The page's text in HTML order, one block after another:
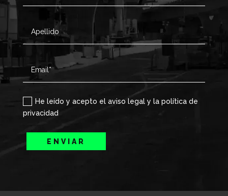
He leído y acepto el aviso legal y la política de
privacidad
ENVIAR